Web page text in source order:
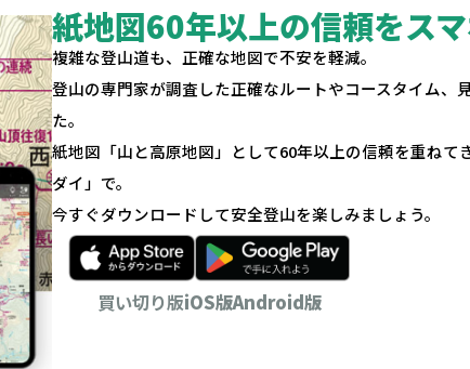
紙地図60年以上の信頼をス
複雑な登山道も、正確な地図で不安を軽減。
登山の専門家が調査した正確なルートやコースタイム、
た。
紙地図「山と高原地図」として60年以上の信頼を重ねて
ダイ」で。
今すぐダウンロードして安全登山を楽しみましょう。
買い切り版iOS版Android版